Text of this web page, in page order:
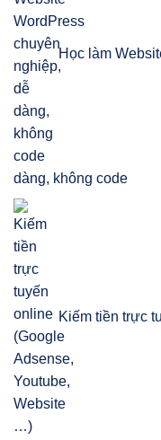
Học làm
dàng, không code
Kiếm tiền trực